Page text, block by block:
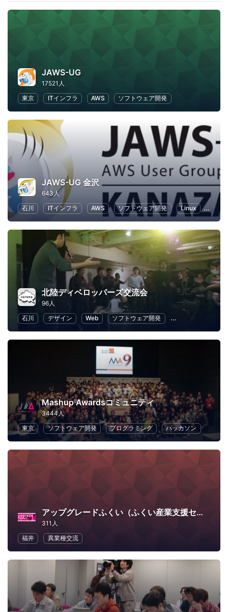
JAWS-UG
17521人
東京
ITインフラ AWS ソフトウェア開発
JAWS-UG 金沢
643人
石川
ITインフラ AWS ソフトウェア開発 Linux IT
北陸ディベロッパーズ交流会
96人
石川
デザイン Web ソフトウェア開発 プログラミング
Mashup Awardsコミュニティ
3444人
東京
ソフトウェア開発 プログラミング ハッカソン
アップグレードふくい（ふくい産業支援センター）
311人
福井
異業種交流